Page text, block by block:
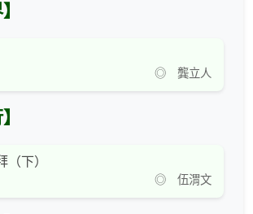
◎ 龔立人
（下）
◎ 伍渭文